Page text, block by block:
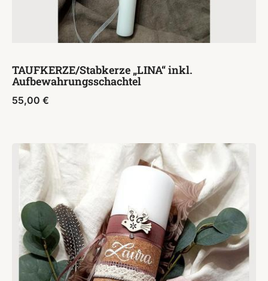
TAUFKERZE/Stabkerze „LINA“ inkl.
Aufbewahrungsschachtel
55,00 €